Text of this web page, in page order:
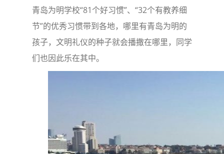
青岛为明学校“81个好习惯”、“32个有教养细
节”的优秀习惯带到各地，哪里有青岛为明的
孩子，文明礼仪的种子就会播撒在哪里，同学
们也因此乐在其中。